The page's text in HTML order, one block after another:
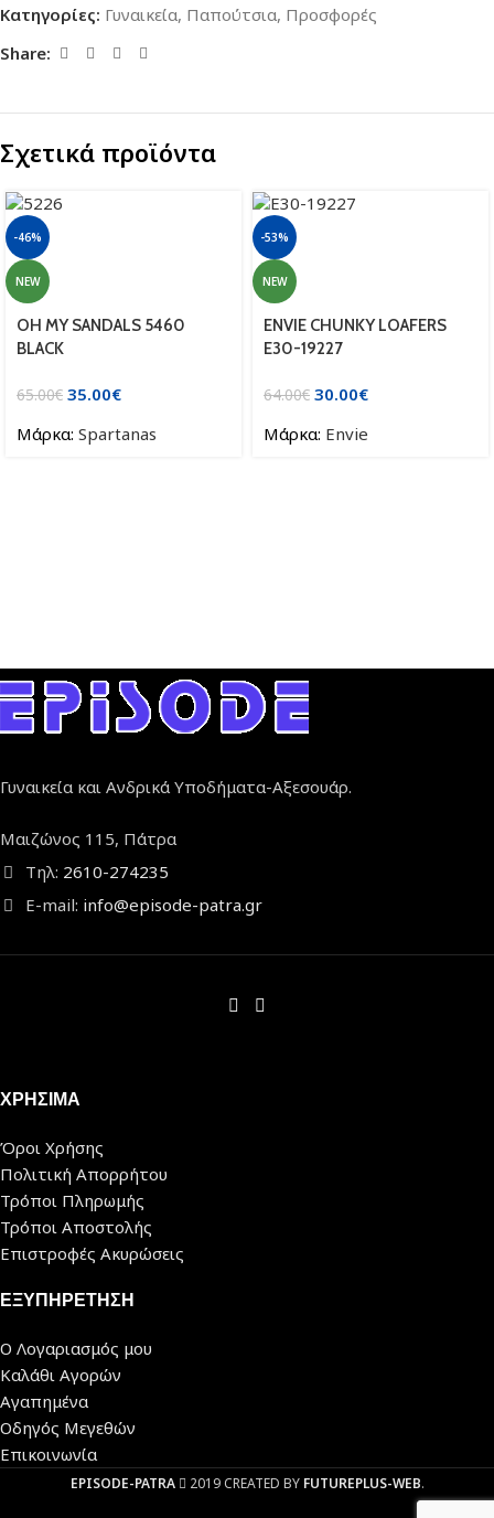
Κατηγορίες: Γυναικεία, Παπούτσια, Προσφορές
Share:
Σχετικά προϊόντα
-46%
NEW
OH MY SANDALS 5460
BLACK
65.00€ 35.00€
Μάρκα: Spartanas
-53%
NEW
ENVIE CHUNKY LOAFERS
E30-19227
64.00€ 30.00€
Μάρκα: Envie
Γυναικεία και Ανδρικά Υποδήματα-Αξεσουάρ.
Μαιζώνος 115, Πάτρα
Τηλ: 2610-274235
E-mail: info@episode-patra.gr
ΧΡΗΣΙΜΑ
Όροι Χρήσης
Πολιτική Απορρήτου
Τρόποι Πληρωμής
Τρόποι Αποστολής
Επιστροφές Ακυρώσεις
ΕΞΥΠΗΡΕΤΗΣΗ
Ο Λογαριασμός μου
Καλάθι Αγορών
Αγαπημένα
Οδηγός Μεγεθών
Επικοινωνία
EPISODE-PATRA 2019 CREATED BY FUTUREPLUS-WEB.